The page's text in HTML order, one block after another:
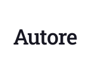
Autore